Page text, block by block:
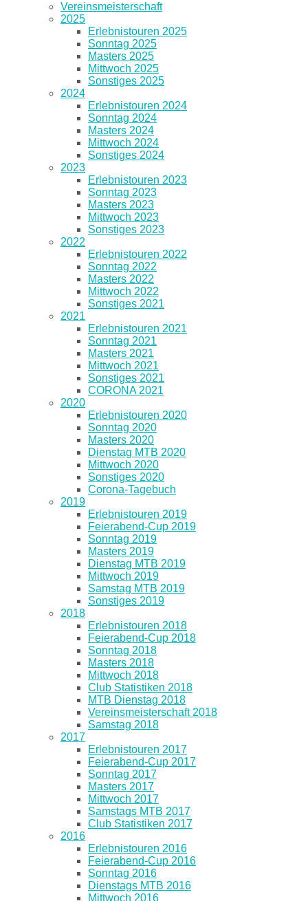
Vereinsmeisterschaft
2025
Erlebnistouren 2025
Sonntag 2025
Masters 2025
Mittwoch 2025
Sonstiges 2025
2024
Erlebnistouren 2024
Sonntag 2024
Masters 2024
Mittwoch 2024
Sonstiges 2024
2023
Erlebnistouren 2023
Sonntag 2023
Masters 2023
Mittwoch 2023
Sonstiges 2023
2022
Erlebnistouren 2022
Sonntag 2022
Masters 2022
Mittwoch 2022
Sonstiges 2021
2021
Erlebnistouren 2021
Sonntag 2021
Masters 2021
Mittwoch 2021
Sonstiges 2021
CORONA 2021
2020
Erlebnistouren 2020
Sonntag 2020
Masters 2020
Dienstag MTB 2020
Mittwoch 2020
Sonstiges 2020
Corona-Tagebuch
2019
Erlebnistouren 2019
Feierabend-Cup 2019
Sonntag 2019
Masters 2019
Dienstag MTB 2019
Mittwoch 2019
Samstag MTB 2019
Sonstiges 2019
2018
Erlebnistouren 2018
Feierabend-Cup 2018
Sonntag 2018
Masters 2018
Mittwoch 2018
Club Statistiken 2018
MTB Dienstag 2018
Vereinsmeisterschaft 2018
Samstag 2018
2017
Erlebnistouren 2017
Feierabend-Cup 2017
Sonntag 2017
Masters 2017
Mittwoch 2017
Samstags MTB 2017
Club Statistiken 2017
2016
Erlebnistouren 2016
Feierabend-Cup 2016
Sonntag 2016
Dienstags MTB 2016
Mittwoch 2016